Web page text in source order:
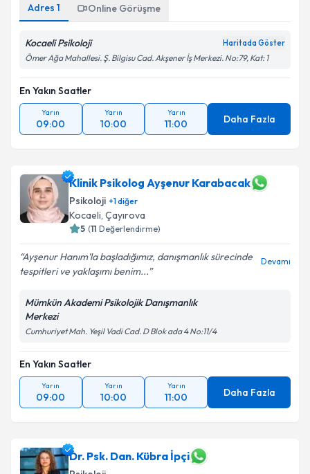
Adres 1 Online Görüşme
Kocaeli Psikoloji Haritada Göster
Ömer Ağa Mahallesi. Ş. Bilgisu Cad. Akşener İş Merkezi. No:79, Kat: 1
En Yakın Saatler
Yarın
09:00
Yarın
10:00
Yarın
11:00 Daha Fazla
Klinik Psikolog Ayşenur Karabacak
Psikoloji +1diğer
Kocaeli, Çayırova
5 (11 Değerlendirme)
Ayşenur Hanım’la başladığımız, danışmanlık sürecinde
tespitleri ve yaklaşımı benim...
Devamı
Mümkün Akademi Psikolojik Danışmanlık
Merkezi
Cumhuriyet Mah. Yeşil Vadi Cad. D Blok ada 4 No:11/4
En Yakın Saatler
Yarın
09:00
Yarın
10:00
Yarın
11:00 Daha Fazla
Dr. Psk. Dan. Kübra İpçi